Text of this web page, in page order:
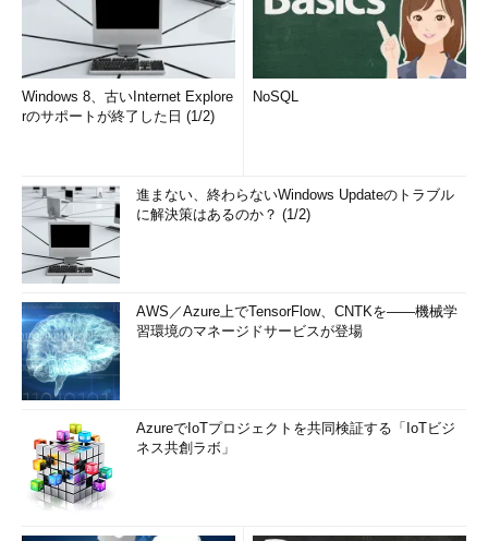
Windows 8、古いInternet Explore
rのサポートが終了した日 (1/2)
NoSQL
進まない、終わらないWindows Updateのトラブル
に解決策はあるのか？ (1/2)
AWS／Azure上でTensorFlow、CNTKを――機械学
習環境のマネージドサービスが登場
AzureでIoTプロジェクトを共同検証する「IoTビジ
ネス共創ラボ」